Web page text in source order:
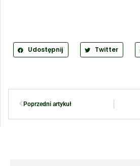
Udostępnij Twitter
Poprzedni artykuł